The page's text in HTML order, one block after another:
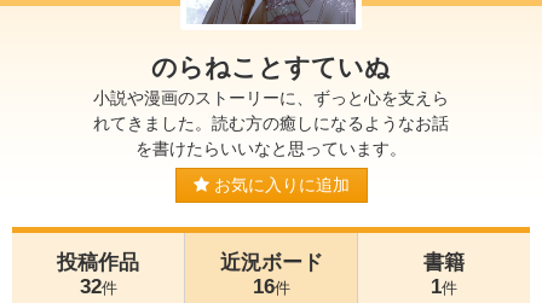
のらねことすていぬ
小説や漫画のストーリーに、ずっと心を支えら
れてきました。読む方の癒しになるようなお話
を書けたらいいなと思っています。
お気に入りに追加
投稿作品
32件
近況ボード
16件
書籍
1件